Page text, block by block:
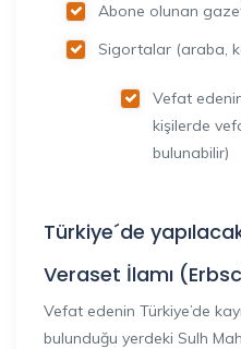
Abone olunan
Sigortalar (araba,
Vefat
kişilerde
bulunabilir)
Türkiye´de
Veraset İlamı
Vefat edenin Türkiye’de
bulunduğu yerdeki Sulh